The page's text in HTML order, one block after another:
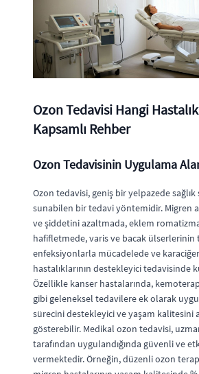
Ozon Tedavisi Hangi
Kapsamlı Rehber
Ozon Tedavisinin Uygulama
Ozon tedavisi, geniş bir yelpazede
sunabilen bir tedavi yöntemidir. Migren
ve şiddetini azaltmada, eklem
hafifletmede, varis ve bacak ülserlerinin
enfeksiyonlarla mücadelede ve
hastalıklarının destekleyici tedavisinde
Özellikle kanser hastalarında,
gibi geleneksel tedavilere ek olarak
sürecini destekleyici ve yaşam kalitesini
gösterebilir. Medikal ozon tedavisi,
tarafından uygulandığında güvenli ve
vermektedir. Örneğin, düzenli ozon